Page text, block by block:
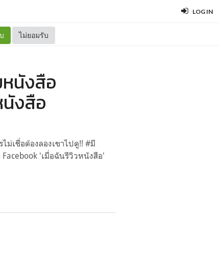
LOG IN
ไม่ยอมรับ
นังสือ
งสือ
ม่เชื่อต้องลองเขาไปดู!! #มี
'เมื่อฉันรีวิวหนังสือ'